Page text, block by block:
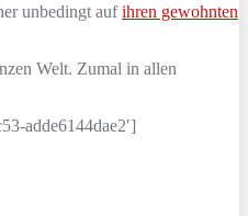
unbedingt aufihren gewohnten
Welt. Zumal in allen
adde6144dae2′]